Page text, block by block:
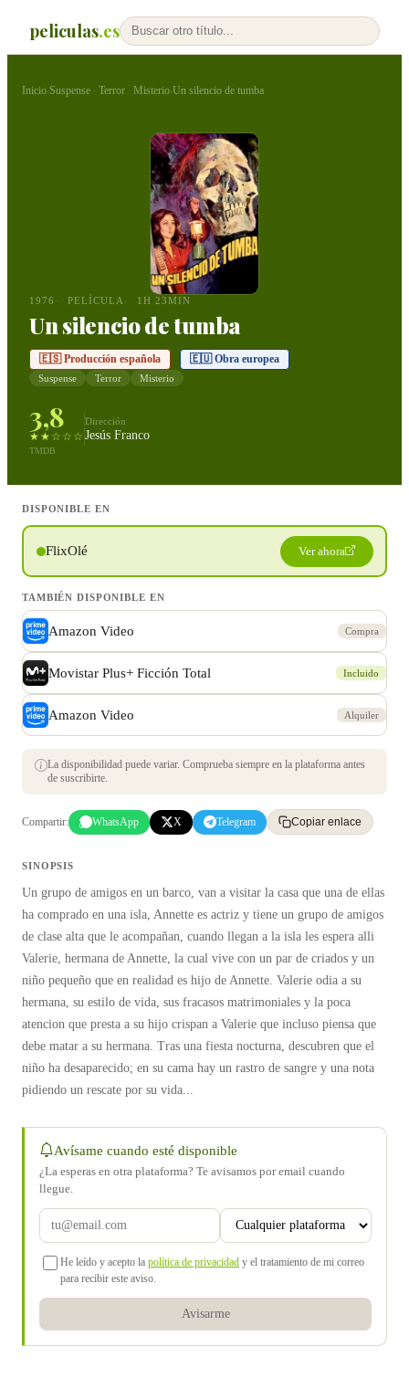
peliculas.es
Inicio›Suspense · Terror · Misterio›Un silencio de tumba
1976 PELÍCULA 1H 23MIN
Un silencio de tumba
🇪🇸 Producción española 🇪🇺 Obra europea
Suspense Terror Misterio
3,8
★★☆☆☆
TMDB
Dirección
Jesús Franco
DISPONIBLE EN
FlixOlé Ver ahora
TAMBIÉN DISPONIBLE EN
Amazon Video Compra
Movistar Plus+ Ficción Total Incluido
Amazon Video Alquiler
La disponibilidad puede variar. Comprueba siempre en la plataforma antes
de suscribirte.
Compartir: WhatsApp X Telegram Copiar enlace
SINOPSIS
Un grupo de amigos en un barco, van a visitar la casa que una de ellas
ha comprado en una isla, Annette es actriz y tiene un grupo de amigos
de clase alta que le acompañan, cuando llegan a la isla les espera alli
Valerie, hermana de Annette, la cual vive con un par de criados y un
niño pequeño que en realidad es hijo de Annette. Valerie odia a su
hermana, su estilo de vida, sus fracasos matrimoniales y la poca
atencion que presta a su hijo crispan a Valerie que incluso piensa que
debe matar a su hermana. Tras una fiesta nocturna, descubren que el
niño ha desaparecido; en su cama hay un rastro de sangre y una nota
pidiendo un rescate por su vida...
Avísame cuando esté disponible
¿La esperas en otra plataforma? Te avisamos por email cuando
llegue.
He leído y acepto la política de privacidad y el tratamiento de mi correo
para recibir este aviso.
Avisarme